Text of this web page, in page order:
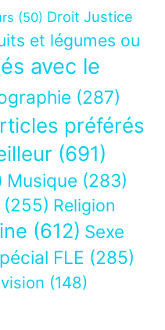
(50) Droit Justice
et légumes ou
avec le
(287)
préférés
(691)
Musique (283)
(255) Religion
(612) Sexe
FLE (285)
(148)